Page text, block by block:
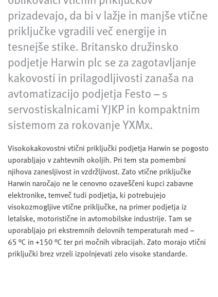
prizadevajo, da bi v lažje in manjše vtične
priključke vgradili več energije in
tesnejše stike. Britansko družinsko
podjetje Harwin plc se za zagotavljanje
kakovosti in prilagodljivosti zanaša na
avtomatizacijo podjetja Festo – s
servostiskalnicami YJKP in kompaktnim
sistemom za rokovanje YXMx.
Visokokakovostni vtični priključki podjetja Harwin se pogosto
uporabljajo v zahtevnih okoljih. Pri tem sta pomembni
njihova zanesljivost in vzdržljivost. Zato vtične priključke
Harwin naročajo ne le cenovno ozaveščeni kupci zabavne
elektronike, temveč tudi podjetja, ki potrebujejo
visokozmogljive vtične priključke, na primer podjetja iz
letalske, motoristične in avtomobilske industrije. Tam se
uporabljajo pri ekstremnih delovnih temperaturah med –
65 °C in +150 °C ter pri močnih vibracijah. Zato morajo vtični
priključki brez vrzeli izpolnjevati zelo visoke standarde.